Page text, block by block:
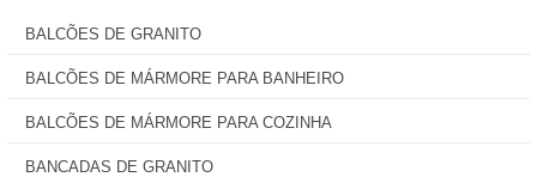
BALCÕES DE GRANITO
BALCÕES DE MÁRMORE PARA BANHEIRO
BALCÕES DE MÁRMORE PARA COZINHA
BANCADAS DE GRANITO